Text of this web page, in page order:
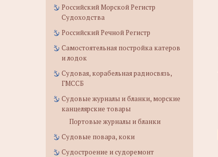
Российский Морской Регистр
Судоходства
Российский Речной Регистр
Самостоятельная постройка катеров
и лодок
Судовая, корабельная радиосвязь,
ГМССБ
Судовые журналы и бланки, морские
канцелярские товары
Портовые журналы и бланки
Судовые повара, коки
Судостроение и судоремонт